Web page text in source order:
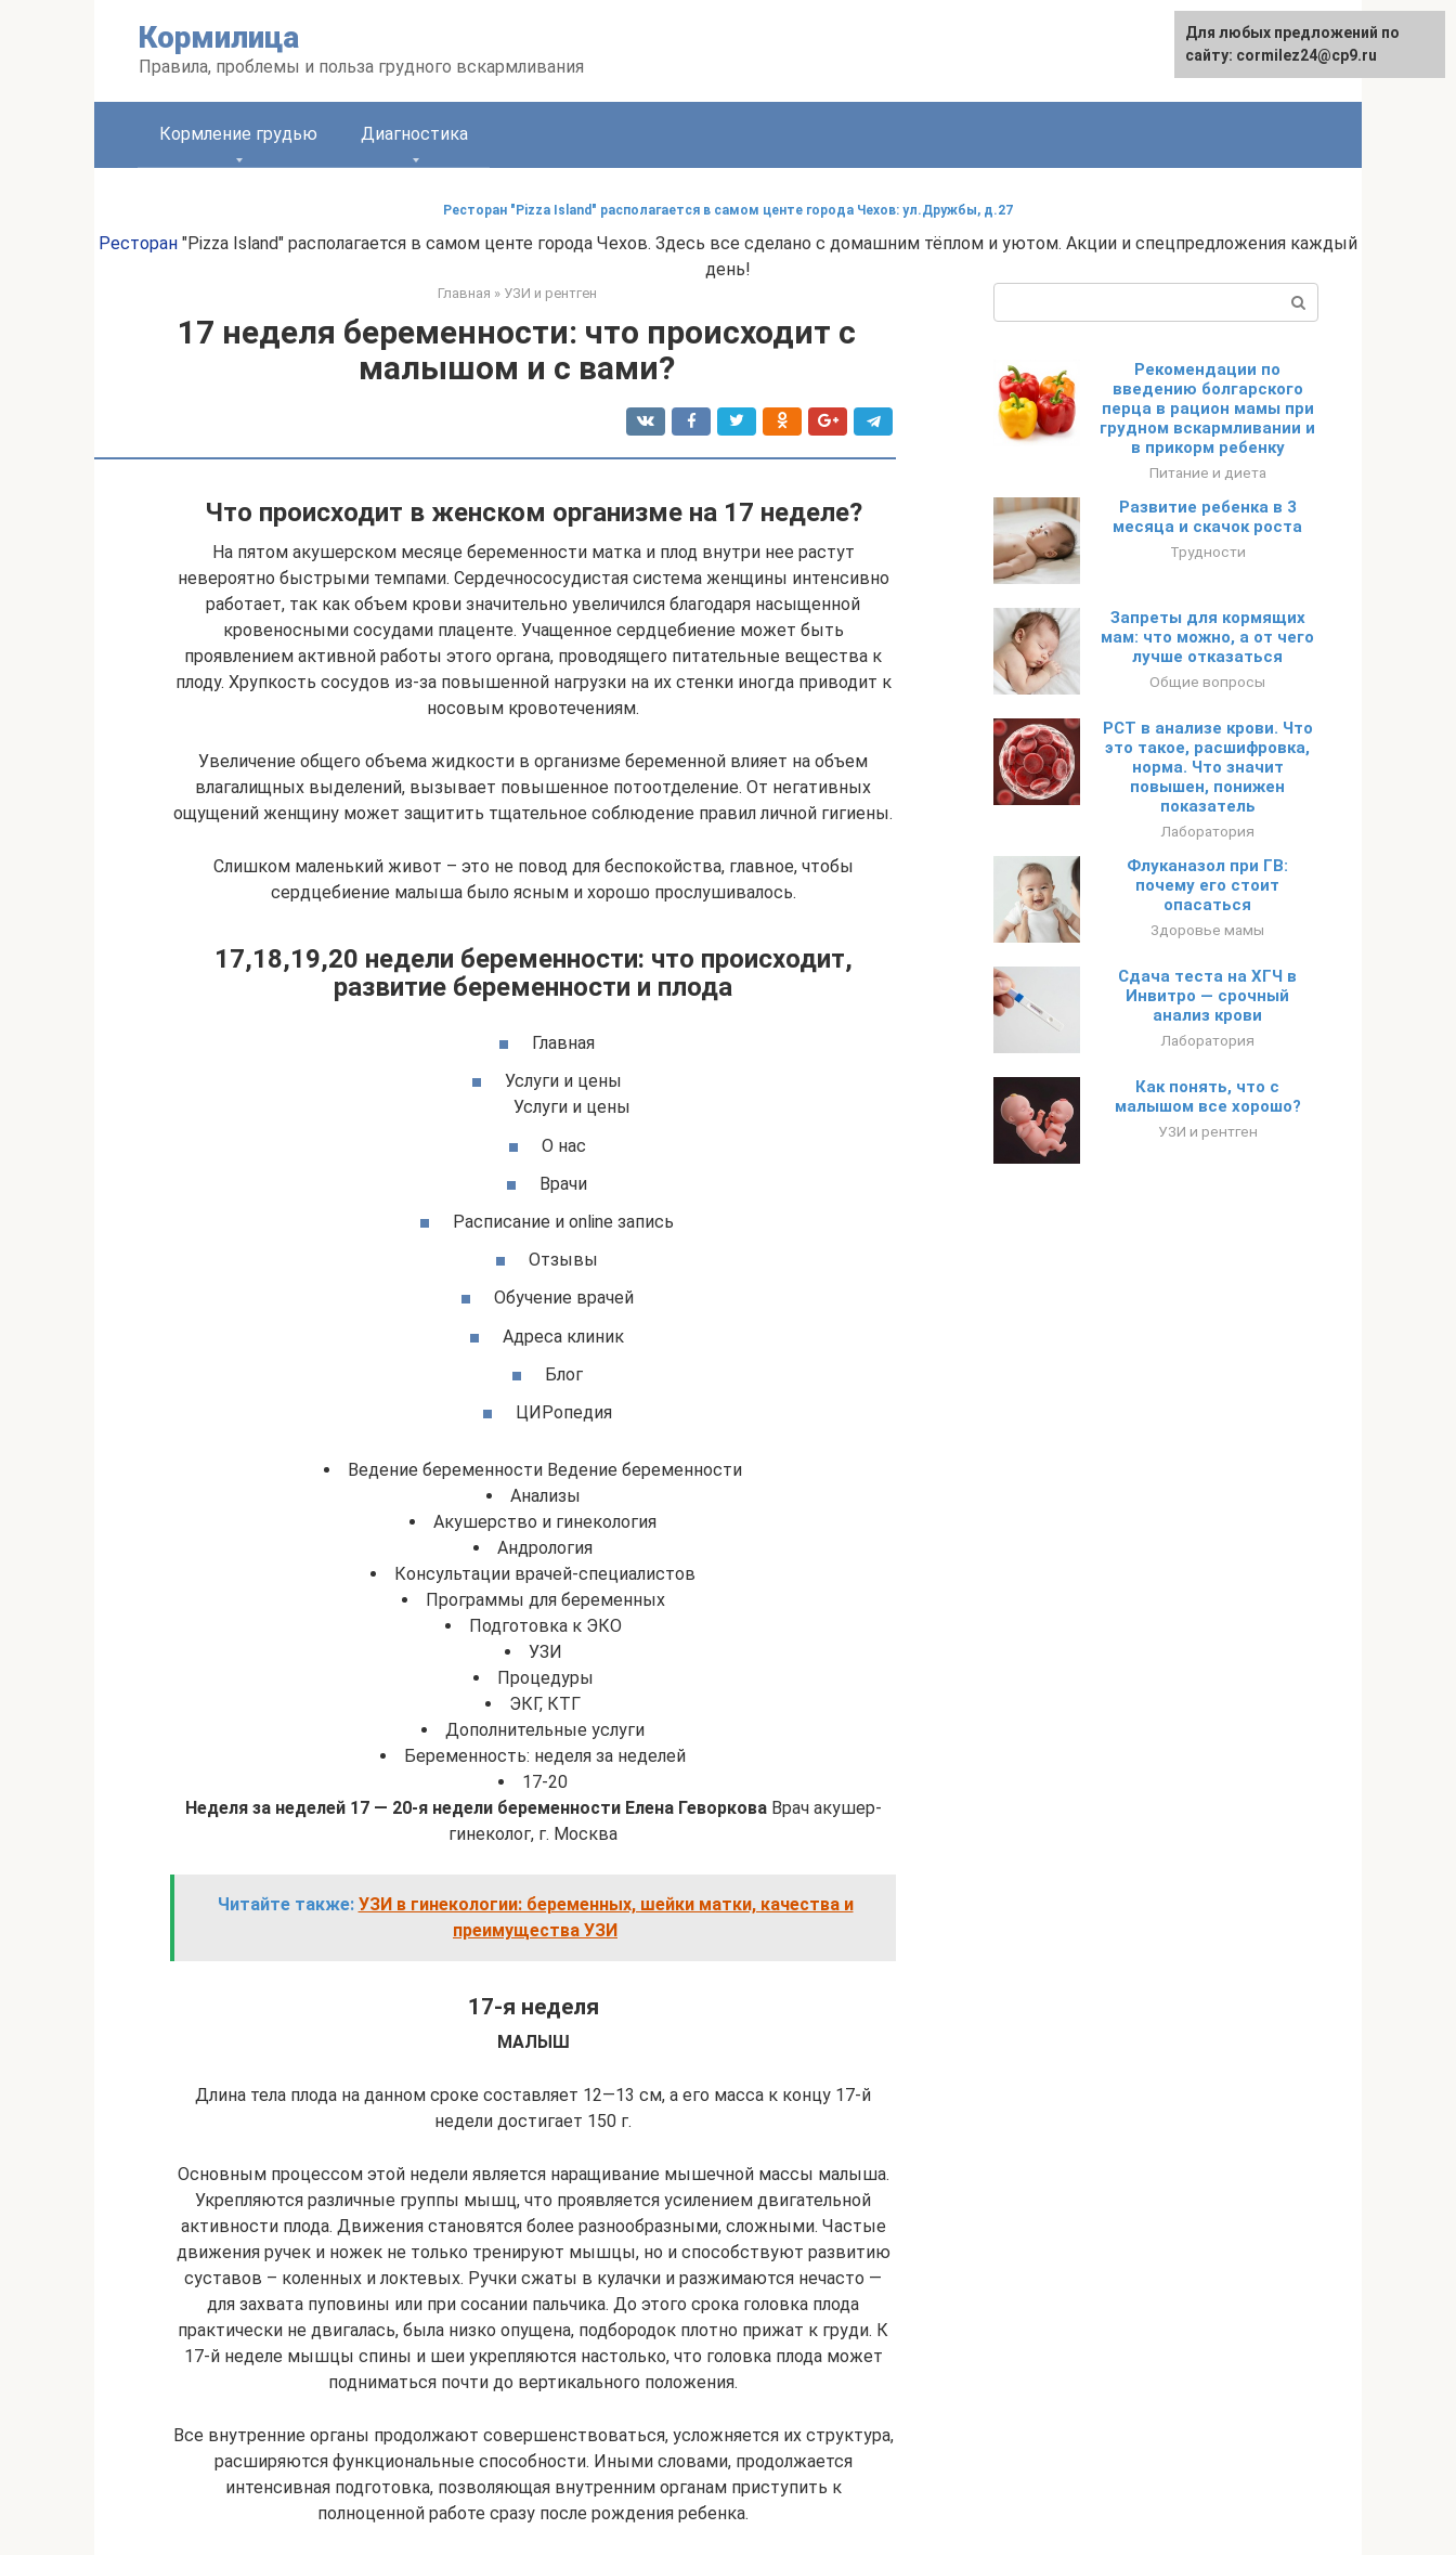
Кормилица
Правила, проблемы и польза грудного вскармливания
Кормление грудью Диагностика
Ресторан "Pizza Island" располагается в самом центе города Чехов: ул.Дружбы, д.27
Ресторан "Pizza Island" располагается в самом центе города Чехов. Здесь все сделано с домашним тёплом и уютом. Акции и спецпредложения каждый
день!
Главная » УЗИ и рентген
17 неделя беременности: что происходит с
малышом и с вами?
Что происходит в женском организме на 17 неделе?
На пятом акушерском месяце беременности матка и плод внутри нее растут
невероятно быстрыми темпами. Сердечнососудистая система женщины интенсивно
работает, так как объем крови значительно увеличился благодаря насыщенной
кровеносными сосудами плаценте. Учащенное сердцебиение может быть
проявлением активной работы этого органа, проводящего питательные вещества к
плоду. Хрупкость сосудов из-за повышенной нагрузки на их стенки иногда приводит к
носовым кровотечениям.
Увеличение общего объема жидкости в организме беременной влияет на объем
влагалищных выделений, вызывает повышенное потоотделение. От негативных
ощущений женщину может защитить тщательное соблюдение правил личной гигиены.
Слишком маленький живот – это не повод для беспокойства, главное, чтобы
сердцебиение малыша было ясным и хорошо прослушивалось.
17,18,19,20 недели беременности: что происходит,
развитие беременности и плода
Главная
Услуги и цены
Услуги и цены
О нас
Врачи
Расписание и online запись
Отзывы
Обучение врачей
Адреса клиник
Блог
ЦИРопедия
Ведение беременности Ведение беременности
Анализы
Акушерство и гинекология
Андрология
Консультации врачей-специалистов
Программы для беременных
Подготовка к ЭКО
УЗИ
Процедуры
ЭКГ, КТГ
Дополнительные услуги
Беременность: неделя за неделей
17-20
Неделя за неделей 17 — 20-я недели беременности Елена ГеворковаВрач акушер-
гинеколог, г. Москва
Читайте также: УЗИ в гинекологии: беременных, шейки матки, качества и
преимущества УЗИ
17-я неделя
МАЛЫШ
Длина тела плода на данном сроке составляет 12—13 см, а его масса к концу 17-й
недели достигает 150 г.
Основным процессом этой недели является наращивание мышечной массы малыша.
Укрепляются различные группы мышц, что проявляется усилением двигательной
активности плода. Движения становятся более разнообразными, сложными. Частые
движения ручек и ножек не только тренируют мышцы, но и способствуют развитию
суставов – коленных и локтевых. Ручки сжаты в кулачки и разжимаются нечасто —
для захвата пуповины или при сосании пальчика. До этого срока головка плода
практически не двигалась, была низко опущена, подбородок плотно прижат к груди. К
17-й неделе мышцы спины и шеи укрепляются настолько, что головка плода может
подниматься почти до вертикального положения.
Все внутренние органы продолжают совершенствоваться, усложняется их структура,
расширяются функциональные способности. Иными словами, продолжается
интенсивная подготовка, позволяющая внутренним органам приступить к
полноценной работе сразу после рождения ребенка.
Рекомендации по
введению болгарского
перца в рацион мамы при
грудном вскармливании и
в прикорм ребенку
Питание и диета
Развитие ребенка в 3
месяца и скачок роста
Трудности
Запреты для кормящих
мам: что можно, а от чего
лучше отказаться
Общие вопросы
PCT в анализе крови. Что
это такое, расшифровка,
норма. Что значит
повышен, понижен
показатель
Лаборатория
Флуканазол при ГВ:
почему его стоит
опасаться
Здоровье мамы
Сдача теста на ХГЧ в
Инвитро — срочный
анализ крови
Лаборатория
Как понять, что с
малышом все хорошо?
УЗИ и рентген
Для любых предложений по
сайту: cormilez24@cp9.ru